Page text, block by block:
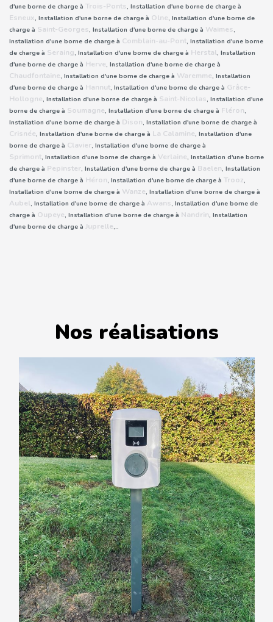
d'une borne de charge à Trois-Ponts, Installation d'une borne de charge à
Esneux, Installation d'une borne de charge à Olne, Installation d'une borne de
charge à Saint-Georges, Installation d'une borne de charge à Waimes,
Installation d'une borne de charge à Comblain-au-Pont, Installation d'une borne
de charge à Seraing, Installation d'une borne de charge à Herstal, Installation
d'une borne de charge à Herve, Installation d'une borne de charge à
Chaudfontaine, Installation d'une borne de charge à Waremme, Installation
d'une borne de charge à Hannut, Installation d'une borne de charge à Grâce-
Hollogne, Installation d'une borne de charge à Saint-Nicolas, Installation d'une
borne de charge à Soumagne, Installation d'une borne de charge à Fléron,
Installation d'une borne de charge à Dison, Installation d'une borne de charge à
Crisnée, Installation d'une borne de charge à La Calamine, Installation d'une
borne de charge à Clavier, Installation d'une borne de charge à
Sprimont, Installation d'une borne de charge à Verlaine, Installation d'une borne
de charge à Pepinster, Installation d'une borne de charge à Baelen, Installation
d'une borne de charge à Héron, Installation d'une borne de charge à Trooz,
Installation d'une borne de charge à Wanze, Installation d'une borne de charge à
Aubel, Installation d'une borne de charge à Awans, Installation d'une borne de
charge à Oupeye, Installation d'une borne de charge à Nandrin, Installation
d'une borne de charge à Juprelle,..
Nos réalisations